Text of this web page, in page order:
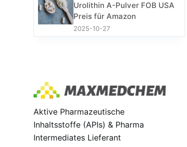
Urolithin A-Pulver FOB USA
Preis für Amazon
2025-10-27
Aktive Pharmazeutische
Inhaltsstoffe (APIs) & Pharma
Intermediates Lieferant